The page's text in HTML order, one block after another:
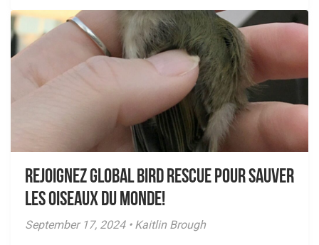
Rejoignez Global Bird Rescue pour sauver
les oiseaux du monde!
September 17, 2024 • Kaitlin Brough